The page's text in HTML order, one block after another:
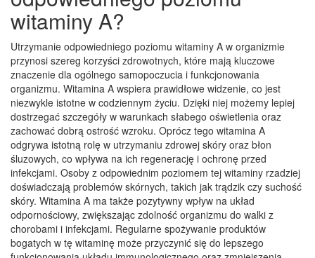
witaminy A?
Utrzymanie odpowiedniego poziomu witaminy A w organizmie
przynosi szereg korzyści zdrowotnych, które mają kluczowe
znaczenie dla ogólnego samopoczucia i funkcjonowania
organizmu. Witamina A wspiera prawidłowe widzenie, co jest
niezwykle istotne w codziennym życiu. Dzięki niej możemy lepiej
dostrzegać szczegóły w warunkach słabego oświetlenia oraz
zachować dobrą ostrość wzroku. Oprócz tego witamina A
odgrywa istotną rolę w utrzymaniu zdrowej skóry oraz błon
śluzowych, co wpływa na ich regenerację i ochronę przed
infekcjami. Osoby z odpowiednim poziomem tej witaminy rzadziej
doświadczają problemów skórnych, takich jak trądzik czy suchość
skóry. Witamina A ma także pozytywny wpływ na układ
odpornościowy, zwiększając zdolność organizmu do walki z
chorobami i infekcjami. Regularne spożywanie produktów
bogatych w tę witaminę może przyczynić się do lepszego